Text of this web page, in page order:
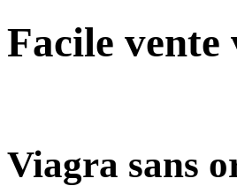
Facile
Viagra sans